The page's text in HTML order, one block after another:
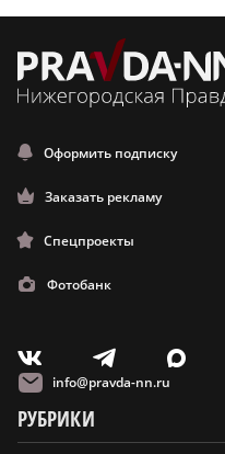
Оформить подписку
Заказать рекламу
Спецпроекты
Фотобанк
V T X
info@pravda-nn.ru
РУБРИКИ